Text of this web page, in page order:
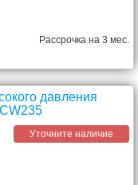
Рассрочка на 3 мес.
давления
Уточните наличие